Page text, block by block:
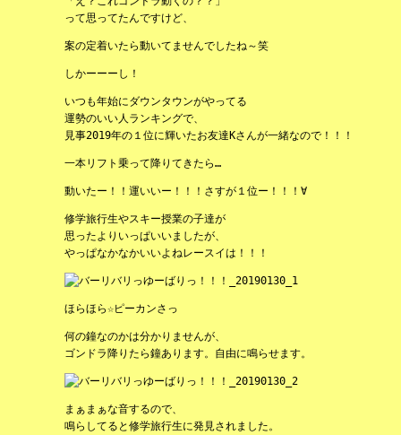
って思ってたんですけど、
案の定着いたら動いてませんでしたね～笑
しかーーーし！
いつも年始にダウンタウンがやってる
運勢のいい人ランキングで、
見事2019年の１位に輝いたお友達Kさんが一緒なので！！！
一本リフト乗って降りてきたら…
動いたー！！運いいー！！！さすが１位ー！！！∀
修学旅行生やスキー授業の子達が
思ったよりいっぱいいましたが、
やっぱなかなかいいよねレースイは！！！
ほらほら☆ピーカンさっ
何の鐘なのかは分かりませんが、
ゴンドラ降りたら鐘あります。自由に鳴らせます。
まぁまぁな音するので、
鳴らしてると修学旅行生に発見されました。